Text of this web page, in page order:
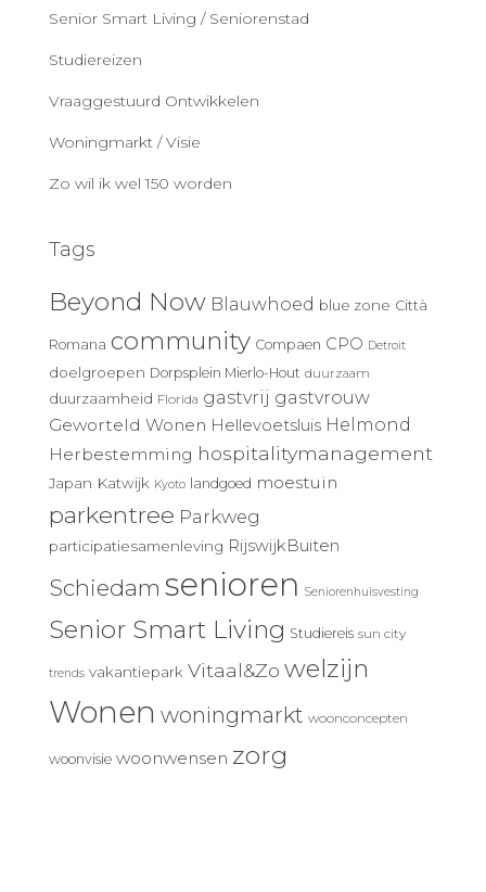
Senior Smart Living / Seniorenstad
Studiereizen
Vraaggestuurd Ontwikkelen
Woningmarkt / Visie
Zo wil ik wel 150 worden
Tags
Beyond Now Blauwhoed blue zone Città
Romana community Compaen CPO Detroit
doelgroepen Dorpsplein Mierlo-Hout duurzaam
duurzaamheid Florida gastvrij gastvrouw
Geworteld Wonen Hellevoetsluis Helmond
Herbestemming hospitalitymanagement
Japan Katwijk Kyoto landgoed moestuin
parkentree Parkweg
participatiesamenleving RijswijkBuiten
Schiedam senioren Seniorenhuisvesting
Senior Smart Living Studiereis sun city
trends vakantiepark Vitaal&Zo welzijn
Wonen woningmarkt woonconcepten
woonvisie woonwensen zorg